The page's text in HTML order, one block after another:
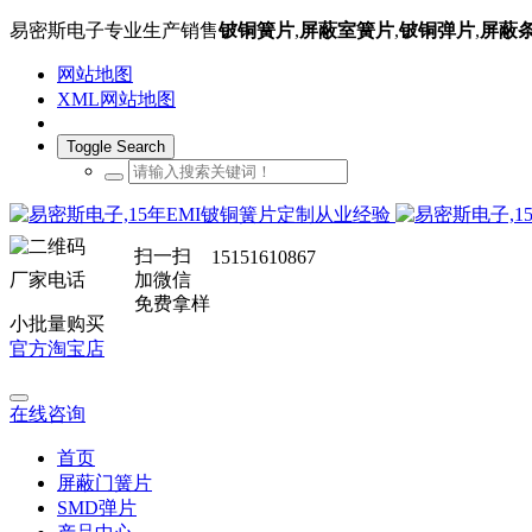
易密斯电子专业生产销售铍铜簧片,屏蔽室簧片,铍铜弹片,屏蔽
网站地图
XML网站地图
Toggle Search
扫一扫
加微信
免费拿样
15151610867
厂家电话
小批量购买
官方淘宝店
在线咨询
首页
屏蔽门簧片
SMD弹片